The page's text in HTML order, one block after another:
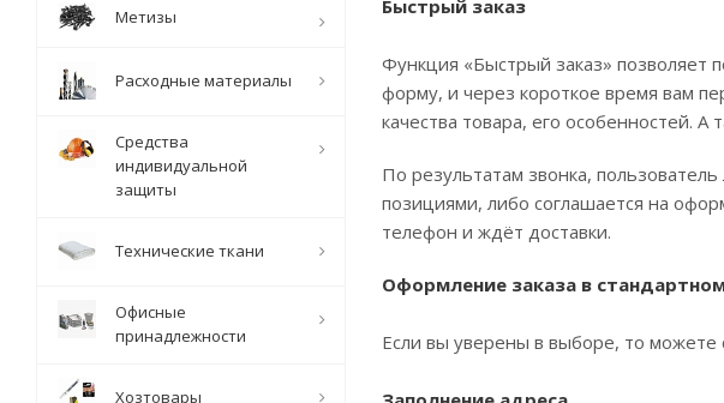
Быстрый заказ
Функция «Быстрый заказ» позволяет
форму, и через короткое время вам
качества товара, его особенностей. А
По результатам звонка,
позициями, либо соглашается на
телефон и ждёт доставки.
Оформление заказа в
Если вы уверены в выборе, то можете
Метизы
Расходные материалы
Средства
индивидуальной
защиты
Технические ткани
Офисные
принадлежности
Хозтовары